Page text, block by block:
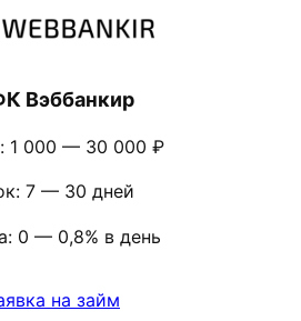
Вэббанкир
1 000 — 30 000 ₽
7 — 30 дней
0 — 0,8% в день
на займ